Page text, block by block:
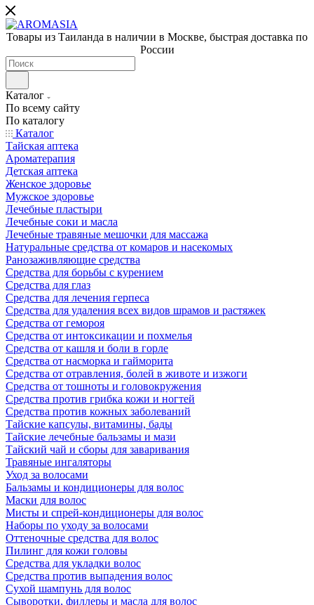
Товары из Таиланда в наличии в Москве, быстрая доставка по
России
Каталог
По всему сайту
По каталогу
Каталог
Тайская аптека
Ароматерапия
Детская аптека
Женское здоровье
Мужское здоровье
Лечебные пластыри
Лечебные соки и масла
Лечебные травяные мешочки для массажа
Натуральные средства от комаров и насекомых
Ранозаживляющие средства
Средства для борьбы с курением
Средства для глаз
Средства для лечения герпеса
Средства для удаления всех видов шрамов и растяжек
Средства от гемороя
Средства от интоксикации и похмелья
Средства от кашля и боли в горле
Средства от насморка и гайморита
Средства от отравления, болей в животе и изжоги
Средства от тошноты и головокружения
Средства против грибка кожи и ногтей
Средства против кожных заболеваний
Тайские капсулы, витамины, бады
Тайские лечебные бальзамы и мази
Тайский чай и сборы для заваривания
Травяные ингаляторы
Уход за волосами
Бальзамы и кондиционеры для волос
Маски для волос
Мисты и спрей-кондиционеры для волос
Наборы по уходу за волосами
Оттеночные средства для волос
Пилинг для кожи головы
Средства для укладки волос
Средства против выпадения волос
Сухой шампунь для волос
Сыворотки, филлеры и масла для волос